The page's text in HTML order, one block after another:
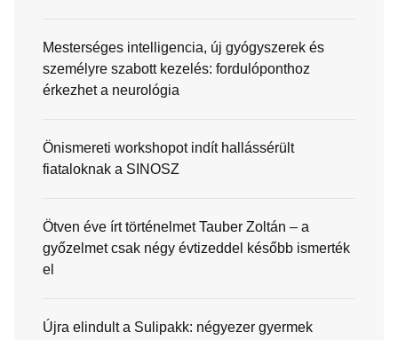
Mesterséges intelligencia, új gyógyszerek és
személyre szabott kezelés: fordulóponthoz
érkezhet a neurológia
Önismereti workshopot indít hallássérült
fiataloknak a SINOSZ
Ötven éve írt történelmet Tauber Zoltán – a
győzelmet csak négy évtizeddel később ismerték
el
Újra elindult a Sulipakk: négyezer gyermek